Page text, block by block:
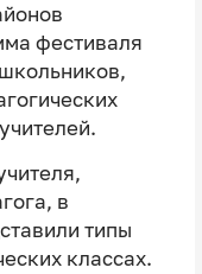
фестиваля
в
типы
классах.